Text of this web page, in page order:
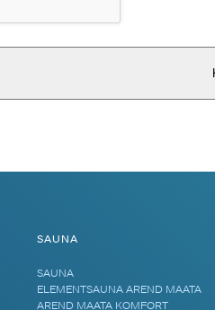
SAUNA
SAUNA
ELEMENTSAUNA AREND MAATA
AREND MAATA KOMFORT